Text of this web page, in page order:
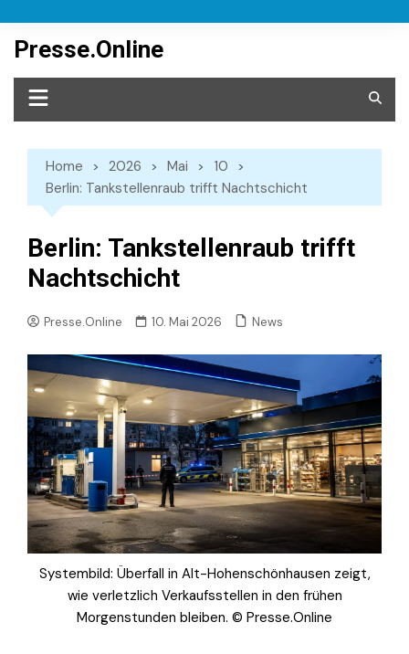
content
Presse.Online
Home 2026 Mai
10
Berlin: Tankstellenraub trifft Nachtschicht
Berlin: Tankstellenraub trifft
Nachtschicht
Presse.Online 10. Mai 2026 News
Systembild: Überfall in Alt-Hohenschönhausen zeigt,
wie verletzlich Verkaufsstellen in den frühen
Morgenstunden bleiben. © Presse.Online